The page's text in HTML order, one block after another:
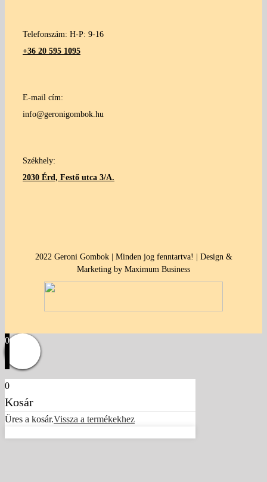
Telefonszám: H-P: 9-16
+36 20 595 1095
E-mail cím:
info@geronigombok.hu
Székhely:
2030 Érd, Festő utca 3/A.
2022 Geroni Gombok | Minden jog fenntartva! | Design &
Marketing by Maximum Business
0
0
Kosár
Üres a kosár.Vissza a termékekhez